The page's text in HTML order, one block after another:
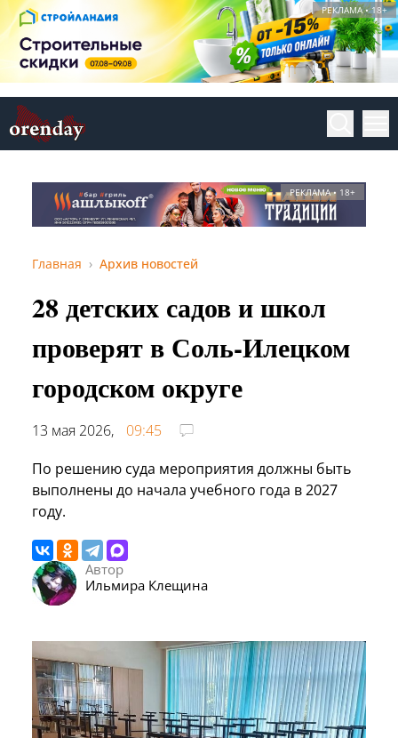
РЕКЛАМА • 18+
РЕКЛАМА • 18+
Главная Архив новостей
28 детских садов и школ
проверят в Соль-Илецком
городском округе
13 мая 2026,
09:45
По решению суда мероприятия должны быть
выполнены до начала учебного года в 2027
году.
Автор
Ильмира Клещина